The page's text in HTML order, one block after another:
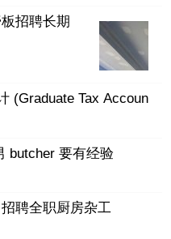
招聘长期
(Graduate Tax Accoun
butcher 要有经验
聘全职厨房杂工